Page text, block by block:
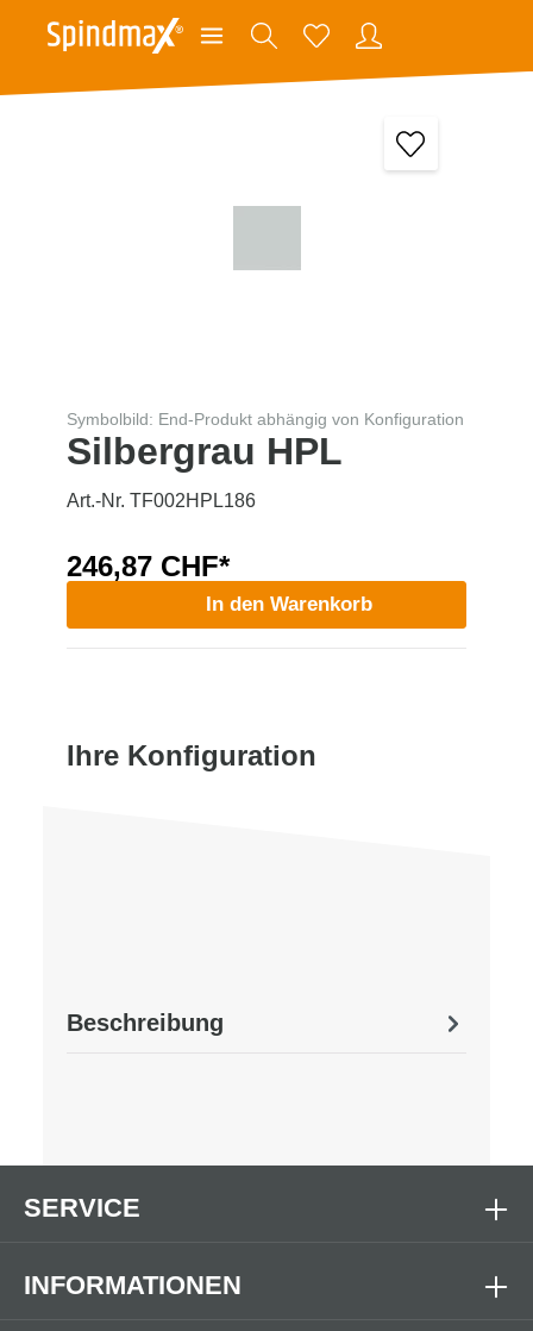
Symbolbild: End-Produkt abhängig von Konfiguration
Silbergrau HPL
Art.-Nr. TF002HPL186
246,87 CHF*
In den Warenkorb
Ihre Konfiguration
Beschreibung
SERVICE
INFORMATIONEN